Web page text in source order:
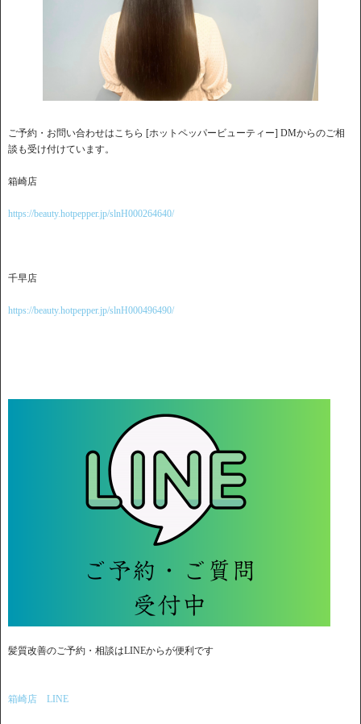
ご予約・お問い合わせはこちら [ホットペッパービューティー] DMからのご相
談も受け付けています。
箱崎店
https://beauty.hotpepper.jp/slnH000264640/
千早店
https://beauty.hotpepper.jp/slnH000496490/
髪質改善のご予約・相談はLINEからが便利です
箱崎店 LINE